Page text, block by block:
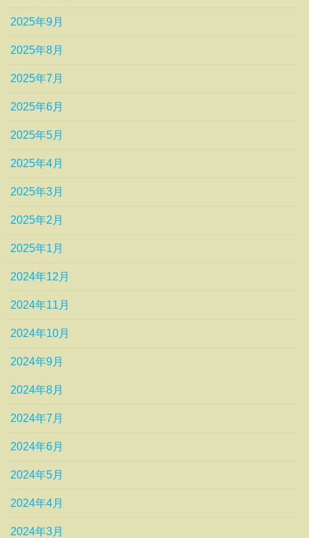
2025年9月
2025年8月
2025年7月
2025年6月
2025年5月
2025年4月
2025年3月
2025年2月
2025年1月
2024年12月
2024年11月
2024年10月
2024年9月
2024年8月
2024年7月
2024年6月
2024年5月
2024年4月
2024年3月